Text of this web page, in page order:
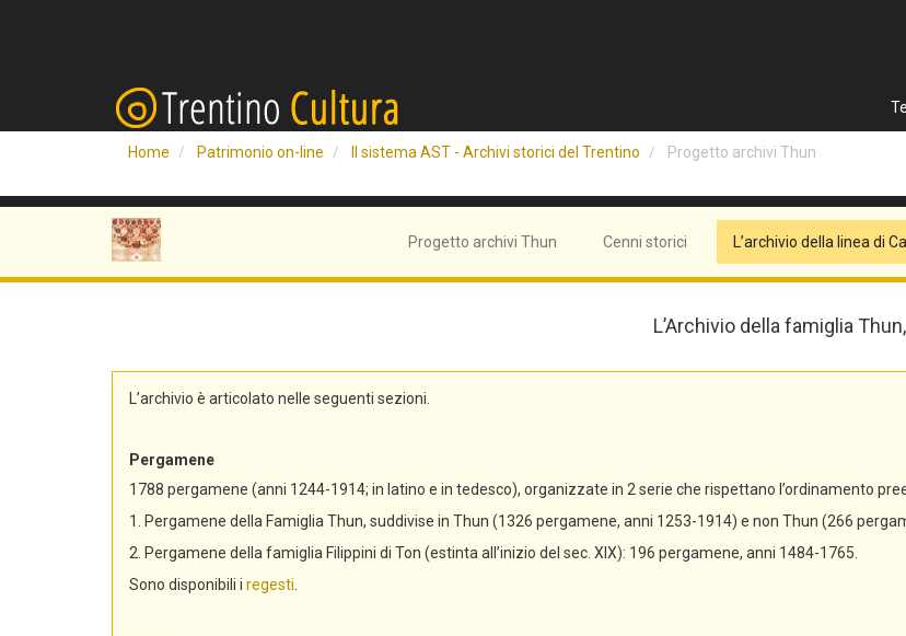
Home Patrimonio on-line Il sistema AST - Archivi storici del Trentino Progetto archivi Thun
Progetto archivi Thun Cenni storici L’archivio della linea di
L’Archivio della famiglia
L’archivio è articolato nelle seguenti sezioni.
Pergamene
1788 pergamene (anni 1244-1914; in latino e in tedesco), organizzate in 2 serie che rispettano l’ordinamento
1. Pergamene della Famiglia Thun, suddivise in Thun (1326 pergamene, anni 1253-1914) e non Thun (266
2. Pergamene della famiglia Filippini di Ton (estinta all’inizio del sec. XIX): 196 pergamene, anni 1484-1765.
Sono disponibili i regesti